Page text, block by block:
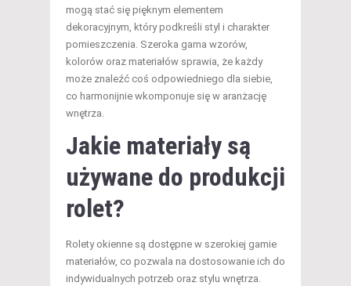
mogą stać się pięknym elementem
dekoracyjnym, który podkreśli styl i charakter
pomieszczenia. Szeroka gama wzorów,
kolorów oraz materiałów sprawia, że każdy
może znaleźć coś odpowiedniego dla siebie,
co harmonijnie wkomponuje się w aranżację
wnętrza.
Jakie materiały są
używane do produkcji
rolet?
Rolety okienne są dostępne w szerokiej gamie
materiałów, co pozwala na dostosowanie ich do
indywidualnych potrzeb oraz stylu wnętrza.